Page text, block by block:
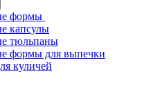
формы
капсулы
тюльпаны
формы для выпечки
куличей